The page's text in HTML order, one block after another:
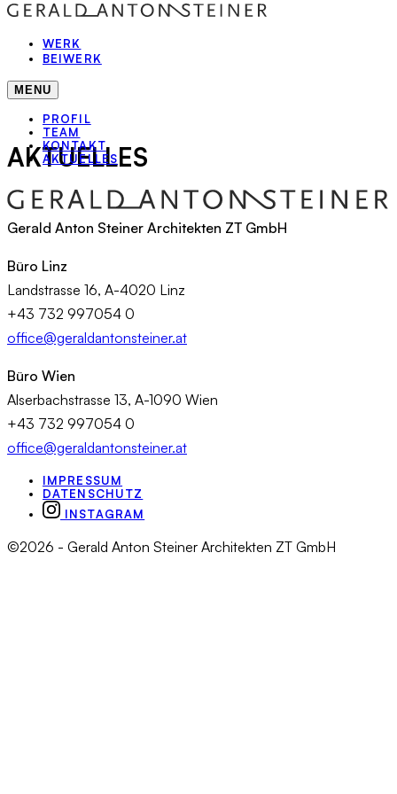
WERK
BEIWERK
MENU
PROFIL
TEAM
KONTAKT
AKTUELLES
AKTUELLES
Gerald Anton Steiner Architekten ZT GmbH
Büro Linz
Landstrasse 16, A-4020 Linz
+43 732 997054 0
office@geraldantonsteiner.at
Büro Wien
Alserbachstrasse 13, A-1090 Wien
+43 732 997054 0
office@geraldantonsteiner.at
IMPRESSUM
DATENSCHUTZ
INSTAGRAM
©2026 - Gerald Anton Steiner Architekten ZT GmbH